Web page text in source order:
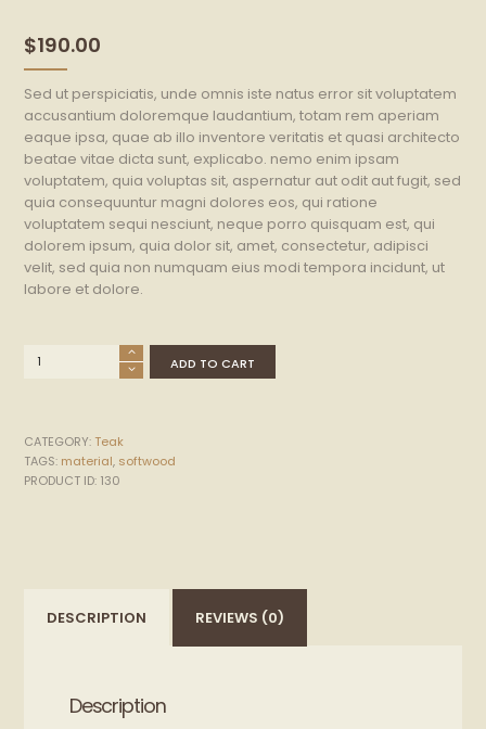
$190.00
Sed ut perspiciatis, unde omnis iste natus error sit voluptatem
accusantium doloremque laudantium, totam rem aperiam
eaque ipsa, quae ab illo inventore veritatis et quasi architecto
beatae vitae dicta sunt, explicabo. nemo enim ipsam
voluptatem, quia voluptas sit, aspernatur aut odit aut fugit, sed
quia consequuntur magni dolores eos, qui ratione
voluptatem sequi nesciunt, neque porro quisquam est, qui
dolorem ipsum, quia dolor sit, amet, consectetur, adipisci
velit, sed quia non numquam eius modi tempora incidunt, ut
labore et dolore.
Yellowheart
ADD TO CART
CATEGORY: Teak
TAGS: material, softwood
PRODUCT ID: 130
DESCRIPTION REVIEWS (0)
Description